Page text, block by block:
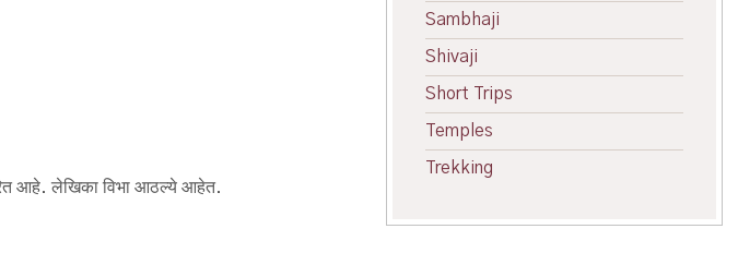
आहे. लेखिका विभा आठल्ये आहेत.
Sambhaji
Shivaji
Short Trips
Temples
Trekking